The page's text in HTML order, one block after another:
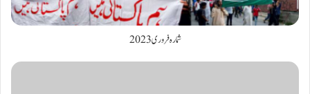
شمارہ فروری 2023